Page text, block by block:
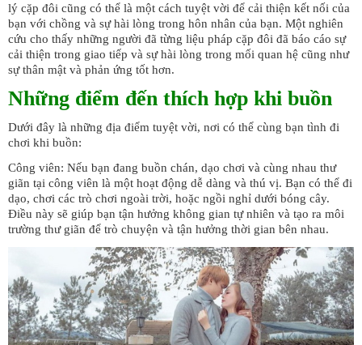
lý cặp đôi cũng có thể là một cách tuyệt vời để cải thiện kết nối của
bạn với chồng và sự hài lòng trong hôn nhân của bạn. Một nghiên
cứu cho thấy những người đã từng liệu pháp cặp đôi đã báo cáo sự
cải thiện trong giao tiếp và sự hài lòng trong mối quan hệ cũng như
sự thân mật và phản ứng tốt hơn.
Những điểm đến thích hợp khi buồn
Dưới đây là những địa điểm tuyệt vời, nơi có thể cùng bạn tình đi
chơi khi buồn:
Công viên: Nếu bạn đang buồn chán, dạo chơi và cùng nhau thư
giãn tại công viên là một hoạt động dễ dàng và thú vị. Bạn có thể đi
dạo, chơi các trò chơi ngoài trời, hoặc ngồi nghỉ dưới bóng cây.
Điều này sẽ giúp bạn tận hưởng không gian tự nhiên và tạo ra môi
trường thư giãn để trò chuyện và tận hưởng thời gian bên nhau.